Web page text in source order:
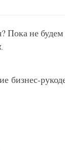
Пока не будем
бизнес-